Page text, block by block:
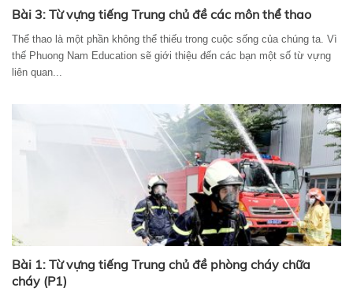
Bài 3: Từ vựng tiếng Trung chủ đề các môn thể thao
Thể thao là một phần không thể thiếu trong cuộc sống của chúng ta. Vì
thế Phuong Nam Education sẽ giới thiệu đến các bạn một số từ vựng
liên quan...
Bài 1: Từ vựng tiếng Trung chủ đề phòng cháy chữa
cháy (P1)